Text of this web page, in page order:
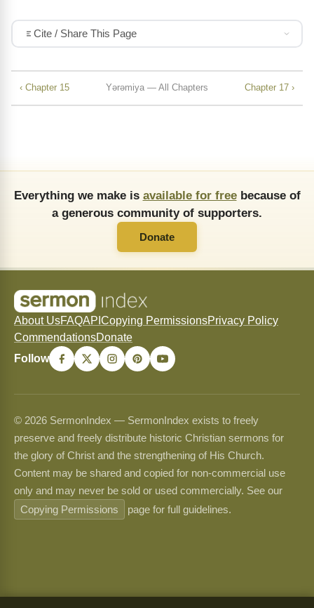
Cite / Share This Page
‹ Chapter 15 Yǝrǝmiya — All Chapters Chapter 17 ›
Everything we make is available for freebecause of
a generous community of supporters.
Donate
About UsFAQAPI Copying PermissionsPrivacy Policy
CommendationsDonate
Follow
© 2026 SermonIndex — SermonIndex exists to freely
preserve and freely distribute historic Christian sermons for
the glory of Christ and the strengthening of His Church.
Content may be shared and copied for non-commercial use
only and may never be sold or used commercially. See our
Copying Permissions
page for full guidelines.